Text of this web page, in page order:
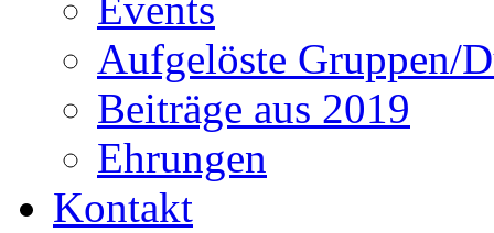
Events
Aufgelöste Gruppen/
Beiträge aus 2019
Ehrungen
Kontakt